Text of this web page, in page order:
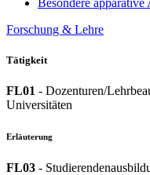
Forschung & Lehre
Tätigkeit
FL01 - Dozenturen/
Universitäten
Erläuterung
FL03 -